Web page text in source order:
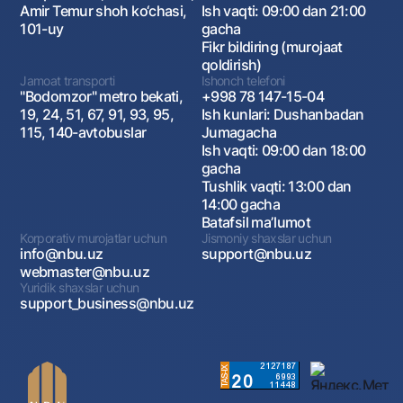
Amir Temur shoh ko‘chasi,
101-uy
Ish vaqti: 09:00 dan 21:00
gacha
Fikr bildiring (murojaat
qoldirish)
Jamoat transporti
"Bodomzor" metro bekati,
19, 24, 51, 67, 91, 93, 95,
115, 140-avtobuslar
Ishonch telefoni
+998 78 147-15-04
Ish kunlari: Dushanbadan
Jumagacha
Ish vaqti: 09:00 dan 18:00
gacha
Tushlik vaqti: 13:00 dan
14:00 gacha
Batafsil maʼlumot
Korporativ murojatlar uchun
info@nbu.uz
webmaster@nbu.uz
Jismoniy shaxslar uchun
support@nbu.uz
Yuridik shaxslar uchun
support_business@nbu.uz